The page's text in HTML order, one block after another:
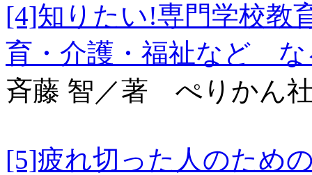
[4]知りたい!専門学校
育・介護・福祉など
斉藤 智／著 ぺりかん
[5]疲れ切った人の